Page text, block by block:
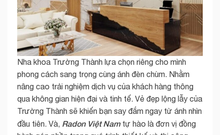
Nha khoa Trường Thành lựa chọn riêng cho mình
phong cách sang trọng cùng ánh đèn chùm. Nhằm
nâng cao trải nghiệm dịch vụ của khách hàng thông
qua không gian hiện đại và tinh tế. Vẻ đẹp lộng lẫy của
Trường Thành sẽ khiến bạn say đắm ngay từ ánh nhìn
đầu tiên. Và, Radon Việt Namtự hào là đơn vị đồng